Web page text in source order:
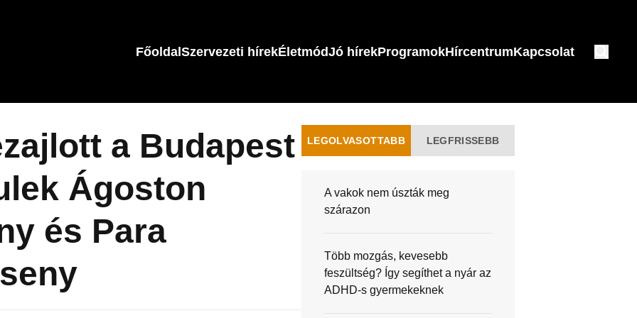
FőoldalSzervezeti hírekÉletmódJó hírekProgramokHírcentrumKapcsolat
a Budapest
Ágoston
és Para
LEGOLVASOTTABB LEGFRISSEBB
A vakok nem úszták meg
szárazon
Több mozgás, kevesebb
feszültség? Így segíthet a nyár az
ADHD-s gyermekeknek